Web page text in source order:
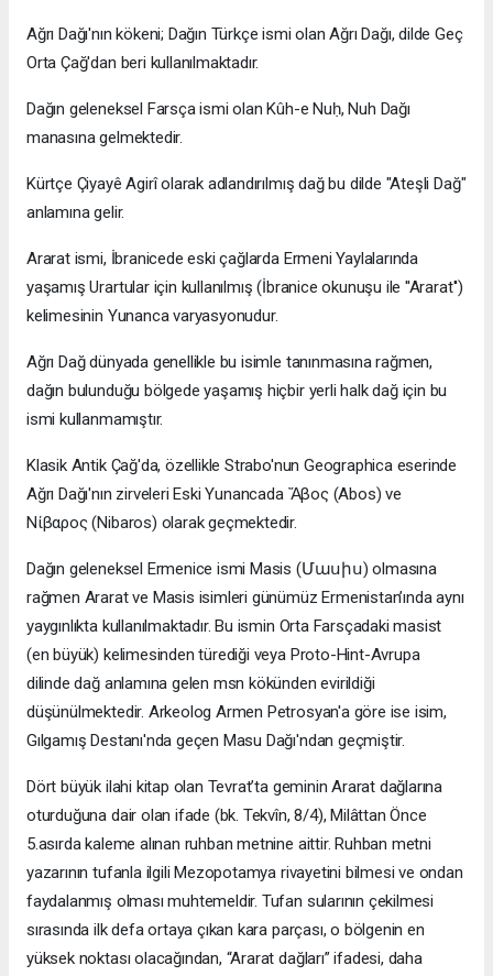
Ağrı Dağı'nın kökeni; Dağın Türkçe ismi olan Ağrı Dağı, dilde Geç
Orta Çağ'dan beri kullanılmaktadır.
Dağın geleneksel Farsça ismi olan Kûh-e Nuḥ, Nuh Dağı
manasına gelmektedir.
Kürtçe Çiyayê Agirî olarak adlandırılmış dağ bu dilde "Ateşli Dağ"
anlamına gelir.
Ararat ismi, İbranicede eski çağlarda Ermeni Yaylalarında
yaşamış Urartular için kullanılmış (İbranice okunuşu ile ''Ararat'')
kelimesinin Yunanca varyasyonudur.
Ağrı Dağ dünyada genellikle bu isimle tanınmasına rağmen,
dağın bulunduğu bölgede yaşamış hiçbir yerli halk dağ için bu
ismi kullanmamıştır.
Klasik Antik Çağ'da, özellikle Strabo'nun Geographica eserinde
Ağrı Dağı'nın zirveleri Eski Yunancada Ἄβος (Abos) ve
Νίβαρος (Nibaros) olarak geçmektedir.
Dağın geleneksel Ermenice ismi Masis (Մասիս) olmasına
rağmen Ararat ve Masis isimleri günümüz Ermenistan’ında aynı
yaygınlıkta kullanılmaktadır. Bu ismin Orta Farsçadaki masist
(en büyük) kelimesinden türediği veya Proto-Hint-Avrupa
dilinde dağ anlamına gelen msn kökünden evirildiği
düşünülmektedir. Arkeolog Armen Petrosyan'a göre ise isim,
Gılgamış Destanı'nda geçen Masu Dağı'ndan geçmiştir.
Dört büyük ilahi kitap olan Tevrat’ta geminin Ararat dağlarına
oturduğuna dair olan ifade (bk. Tekvîn, 8/4), Milâttan Önce
5.asırda kaleme alınan ruhban metnine aittir. Ruhban metni
yazarının tufanla ilgili Mezopotamya rivayetini bilmesi ve ondan
faydalanmış olması muhtemeldir. Tufan sularının çekilmesi
sırasında ilk defa ortaya çıkan kara parçası, o bölgenin en
yüksek noktası olacağından, “Ararat dağları” ifadesi, daha